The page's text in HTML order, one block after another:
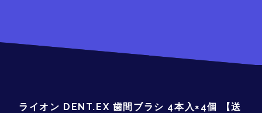
ライオン DENT.EX 歯間ブラシ 4本入×4個 【送